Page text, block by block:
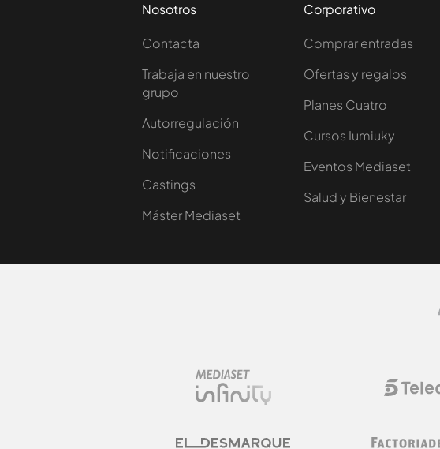
Nosotros
Contacta
Trabaja en nuestro
grupo
Autorregulación
Notificaciones
Castings
Máster Mediaset
Corporativo
Comprar entradas
Ofertas y regalos
Planes Cuatro
Cursos Iumiuky
Eventos Mediaset
Salud y Bienestar